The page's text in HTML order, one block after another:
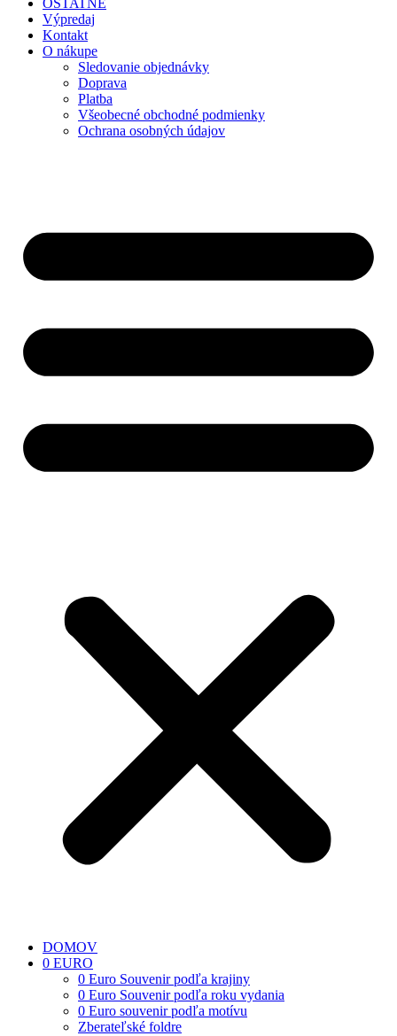
OSTATNÉ
Výpredaj
Kontakt
O nákupe
Sledovanie objednávky
Doprava
Platba
Všeobecné obchodné podmienky
Ochrana osobných údajov
DOMOV
0 EURO
0 Euro Souvenir podľa krajiny
0 Euro Souvenir podľa roku vydania
0 Euro souvenir podľa motívu
Zberateľské foldre